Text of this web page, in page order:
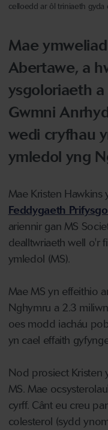
celloedd ar ôl triniaeth gyda
Mae
Abertawe, a
ysgoloriaeth
Gwmni
wedi cryfhau
ymledol yng
Mae Kristen
Feddygaeth
ariennir gan MS
dealltwriaeth well o'r
ymledol (MS).
Mae MS yn effeithio
Nghymru a 2.3
oes modd iacháu
yn cael effaith
Nod prosiect Kristen
MS. Mae
cyrff. Cânt eu creu
colesterol (sydd